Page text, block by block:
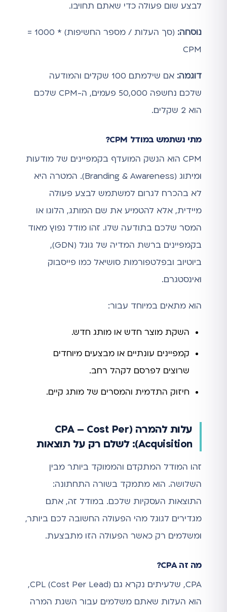
לבצע שום פעולה כדי שאתם תחויבו.
נוסחה:
(סך העלות / מספר החשיפות) * 1000 =
CPM
דוגמה:
אם שילמתם 100 שקלים והמודעה
שלכם נחשפה 50,000 פעמים, ה-CPM שלכם
הוא 2 שקלים.
מתי נשתמש במודל CPM?
CPM הוא הנשק המועדף בקמפיינים של מודעות
ומיתוג (Branding & Awareness). המטרה היא
לא בהכרח לגרום למשתמש לבצע פעולה
מיידית, אלא להטמיע את שם המותג, הלוגו או
המסר שלכם בתודעה שלו. זהו מודל נפוץ מאוד
בקמפיינים ברשת המדיה של גוגל (GDN),
ביוטיוב ובפלטפורמות סושיאל כמו פייסבוק
ואינסטגרם.
הוא מתאים במיוחד עבור:
השקת מוצר חדש או מותג חדש.
קמפיינים עונתיים או מבצעים מיוחדים
שרוצים לפרסם לקהל רחב.
חיזוק התדמית והמסרים של מותג קיים.
עלות להמרה (CPA – Cost Per
Acquisition): לשלם רק על תוצאות
זהו המודל המתקדם והממוקד ביותר מבין
השלושה. הוא מתמקד בשורה התחתונה:
התוצאות העסקיות שלכם. במודל זה, אתם
מגדירים לגוגל מהי הפעולה החשובה לכם ביותר,
ומשלמים רק כאשר הפעולה הזו מתבצעת.
מה זה CPA?
CPA, שלעיתים נקרא גם CPL (Cost Per Lead),
הוא העלות שאתם משלמים עבור השגת המרה